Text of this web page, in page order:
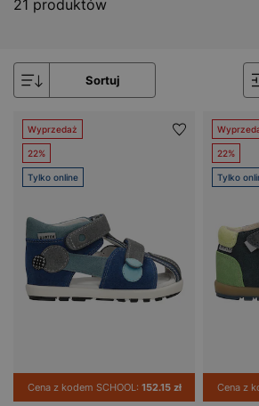
21 produktów
Sortuj
Wyprzedaż
22%
Tylko online
Cena z kodem SCHOOL: 152.15 zł
22%
Tylko
Cena z